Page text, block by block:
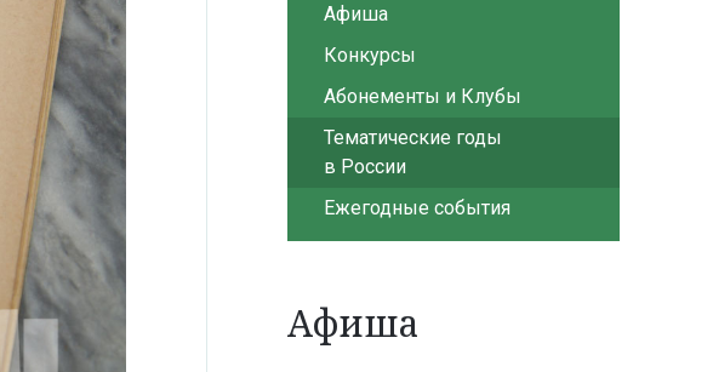
Афиша
Конкурсы
Абонементы и Клубы
Тематические годы
в России
Ежегодные события
Афиша